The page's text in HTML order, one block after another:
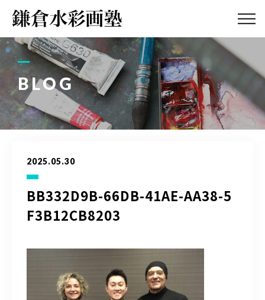
BLOG
2025.05.30
BB332D9B-66DB-41AE-AA38-5
F3B12CB8203
ABOUT
画塾紹介・
アクセス
LESSON
教室案内
BLOG
ATELIER
水彩ブログ